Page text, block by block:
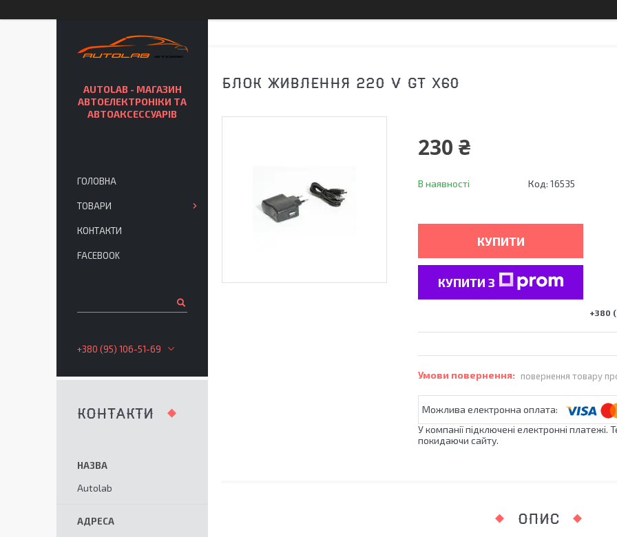
БЛОК ЖИВЛЕННЯ 220 V GT X60
230 ₴
В наявності Код: 16535
КУПИТИ
КУПИТИ З
+380
повернення товару
У компанії підключені електронні
покидаючи сайту.
ОПИС
AUTOLAB - МАГАЗИН
АВТОЕЛЕКТРОНІКИ ТА
АВТОАКСЕССУАРІВ
ГОЛОВНА
ТОВАРИ
КОНТАКТИ
FACEBOOK
+380 (95) 106-51-69
КОНТАКТИ
Autolab